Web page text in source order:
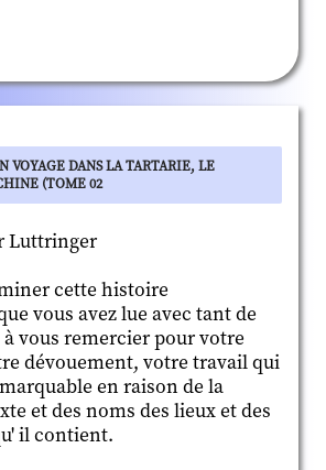
VOYAGE DANS LA TARTARIE, LE
(TOME 02
Luttringer
cette histoire
vous avez lue avec tant de
vous remercier pour votre
dévouement, votre travail qui
en raison de la
et des noms des lieux et des
il contient.